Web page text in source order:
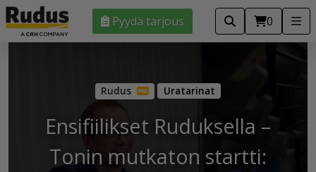
Pyydä tarjous 0
Uratarinat
Ensifiilikset Ruduksella –
Tonin mutkaton startti: